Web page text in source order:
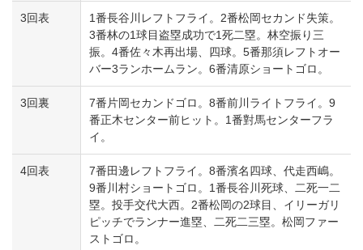
3回表
1番長谷川レフトフライ。2番松岡セカンド失策。
3番林の1球目盗塁成功で1死二塁。林空振り三
振。4番佐々木再出場、四球。5番那須レフトオー
バー3ランホームラン。6番清原ショートゴロ。
3回裏
7番片岡セカンドゴロ。8番前川ライトフライ。9
番正木センター前ヒット。1番對馬センターフラ
イ。
4回表
7番田邊レフトフライ。8番濱名四球、代走西嶋。
9番川村ショートゴロ。1番長谷川死球、二死一二
塁。投手交代大西。2番松岡の2球目、イリーガリ
ピッチでランナー進塁、二死二三塁。松岡ファー
ストゴロ。